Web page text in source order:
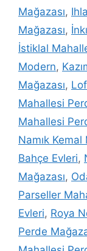
Mağazası,
Mağazası,
İstiklal
Modern,
Mağazası,
Mahallesi
Mahallesi
Namık
Bahçe Evleri,
Mağazası,
Parseller
Evleri, Roya
Perde